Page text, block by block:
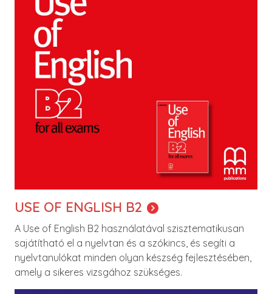
USE OF ENGLISH B2
A Use of English B2 használatával szisztematikusan
sajátítható el a nyelvtan és a szókincs, és segíti a
nyelvtanulókat minden olyan készség fejlesztésében,
amely a sikeres vizsgához szükséges.